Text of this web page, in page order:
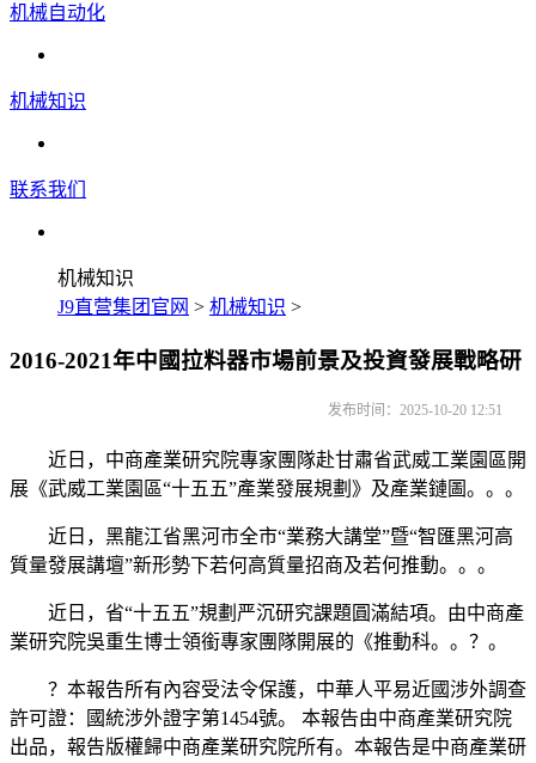
机械自动化
机械知识
联系我们
机械知识
J9直营集团官网 > 机械知识 >
2016-2021年中國拉料器市場前景及投資發展戰略研
发布时间：2025-10-20 12:51
近日，中商產業研究院專家團隊赴甘肅省武威工業園區開
展《武威工業園區“十五五”產業發展規劃》及產業鏈圖。。。
近日，黑龍江省黑河市全市“業務大講堂”暨“智匯黑河高
質量發展講壇”新形勢下若何高質量招商及若何推動。。。
近日，省“十五五”規劃严沉研究課題圓滿結項。由中商產
業研究院吳重生博士領銜專家團隊開展的《推動科。。？。
？本報告所有內容受法令保護，中華人平易近國涉外調查
許可證：國統涉外證字第1454號。 本報告由中商產業研究院
出品，報告版權歸中商產業研究院所有。本報告是中商產業研